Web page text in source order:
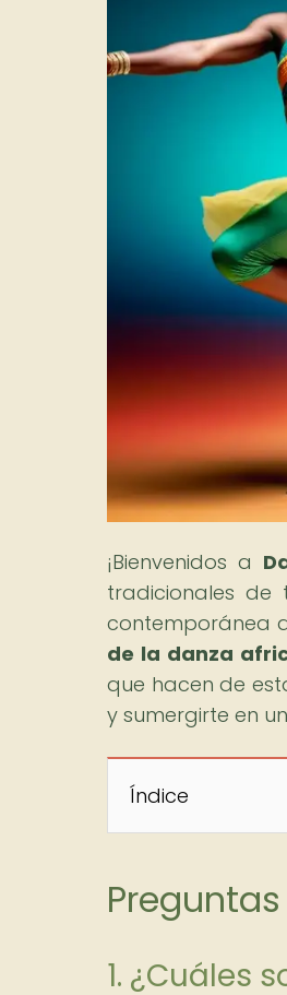
¡Bienvenidos a
tradicionales
contemporánea
de la danza
que hacen de
y sumergirte en
Índice
1. ¿Cuáles